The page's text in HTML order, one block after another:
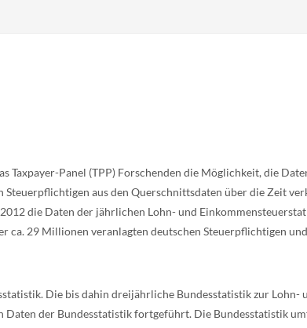
Taxpayer-Panel (TPP) Forschenden die Möglichkeit, die
aus den Querschnittsdaten über die Zeit
die Daten der jährlichen Lohn- und
ca. 29 Millionen veranlagten deutschen Steuerpflichtigen
Die bis dahin dreijährliche Bundesstatistik zur
Daten der Bundesstatistik fortgeführt. Die Bundesstatistik